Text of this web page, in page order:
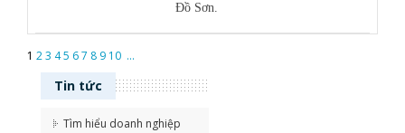
Đồ Sơn.
1 23 45 67 8 9 10 ...
Tin tức
Tìm hiểu doanh nghiệp